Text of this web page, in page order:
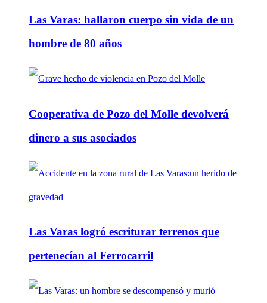
Las Varas: hallaron cuerpo sin vida de un
hombre de 80 años
Cooperativa de Pozo del Molle devolverá
dinero a sus asociados
Las Varas logró escriturar terrenos que
pertenecían al Ferrocarril